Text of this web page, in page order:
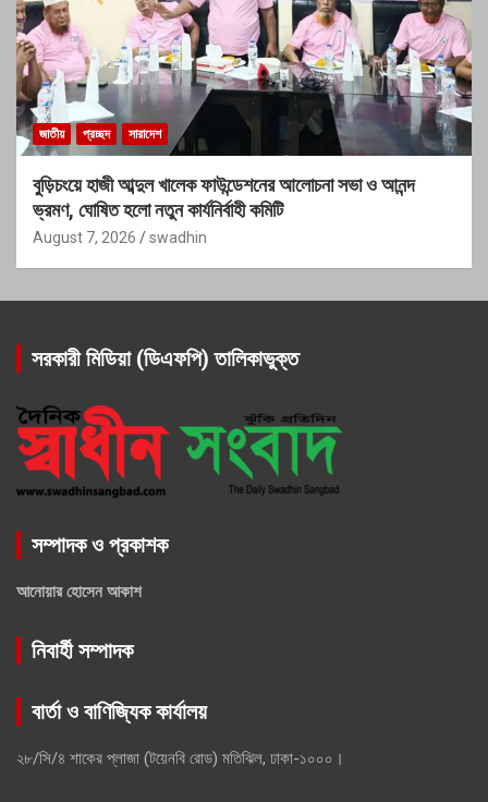
জাতীয় প্রচ্ছদ সারাদেশ
বুড়িচংয়ে হাজী আব্দুল খালেক ফাউন্ডেশনের আলোচনা সভা ও আনন্দ
ভ্রমণ, ঘোষিত হলো নতুন কার্যনির্বাহী কমিটি
August 7, 2026 swadhin
সরকারী মিডিয়া (ডিএফপি) তালিকাভুক্ত
সম্পাদক ও প্রকাশক
আনোয়ার হোসেন আকাশ
নিবার্হী সম্পাদক
বার্তা ও বাণিজ্যিক কার্যালয়
২৮/সি/৪ শাকের প্লাজা (টয়েনবি রোড) মতিঝিল, ঢাকা-১০০০।